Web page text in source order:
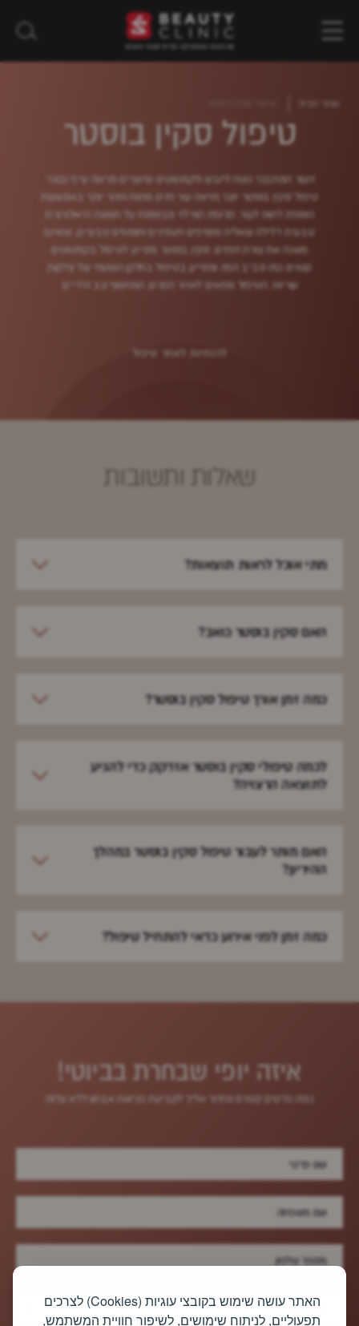
האתר עושה שימוש בקובצי עוגיות (Cookies) לצרכים
תפעוליים, לניתוח שימושים, לשיפור חוויית המשתמש,
עמוד הבית
טיפול סקין בוסטר
העור המתבגר נוטה ליובש ולקמטוטים שיוצרים מראה עייף ובוגר.
טיפול סקין בוסטר יוצר מראה עור פנים מתוח וזוהר יותר באמצעות
הוספת לחות לעור. תרופת המילוי מבוססת על חומצה היאלורונית
טבעית דלילה שאליה מוסיפים ויטמינים ותוספים טבעיים, שאינם
משנה את צורת הפנים. סקין בוסטר מסייע לטיפול בקמטוטים
קטנים כמו סביב הפה ומסייע בטיפול בחלקן השטחי של צלקות
עוריות. הטיפול מתאים לאזור הפנים, המחשוף וגב הידיים.
להנחיות לאחר טיפול
שאלות ותשובות
מתי אוכל לראות תוצאות?
האם סקין בוסטר כואב?
כמה זמן אורך טיפול סקין בוסטר?
לכמה טיפולי סקין בוסטר אזדקק כדי להגיע
לתוצאה הרצויה?
האם מותר לעבור טיפול סקין בוסטר במהלך
ההיריון?
כמה זמן לפני אירוע כדאי להתחיל טיפול?
איזה יופי שבחרת בביוטי!
כמה‭ ‬פרטים‭ ‬קטנים‭ ‬ונחזור‭ ‬אליך לקביעת‭ ‬פגישת‭ ‬אבחון‭ ‬ללא‭ ‬עלות
מרפאה